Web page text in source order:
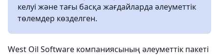
келуі және тағы басқа жағдайларда әлеуметтік
төлемдер көзделген.
West Oil Software компаниясының әлеуметтік пакеті